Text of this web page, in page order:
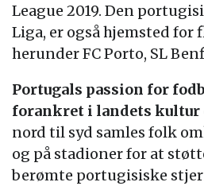
League 2019. Den
Liga, er også hjemsted for
herunder FC Porto, SL
Portugals passion for
forankret i landets kultur
nord til syd samles folk
og på stadioner for at
berømte portugisiske